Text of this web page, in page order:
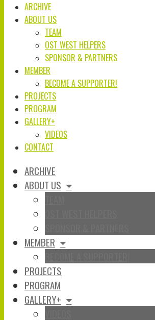
ARCHIVE
ABOUT US
TEAM
OST WEST HELPERS
SPONSOR & PARTNERS
MEMBER
BECOME A SUPPORTER!
PROJECTS
PROGRAM
GALLERY+
VIDEOS
CONTACT
ARCHIVE
ABOUT US
MEMBER
PROJECTS
PROGRAM
GALLERY+